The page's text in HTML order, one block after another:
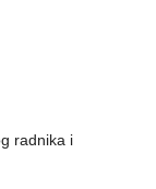
radnika i